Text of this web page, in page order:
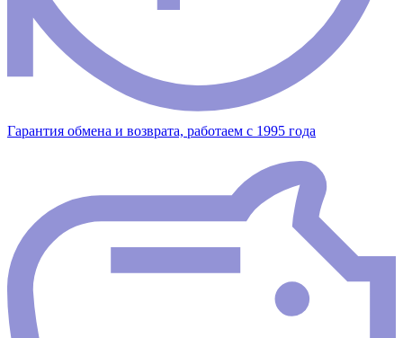
Гарантия обмена и возврата, работаем с 1995 года